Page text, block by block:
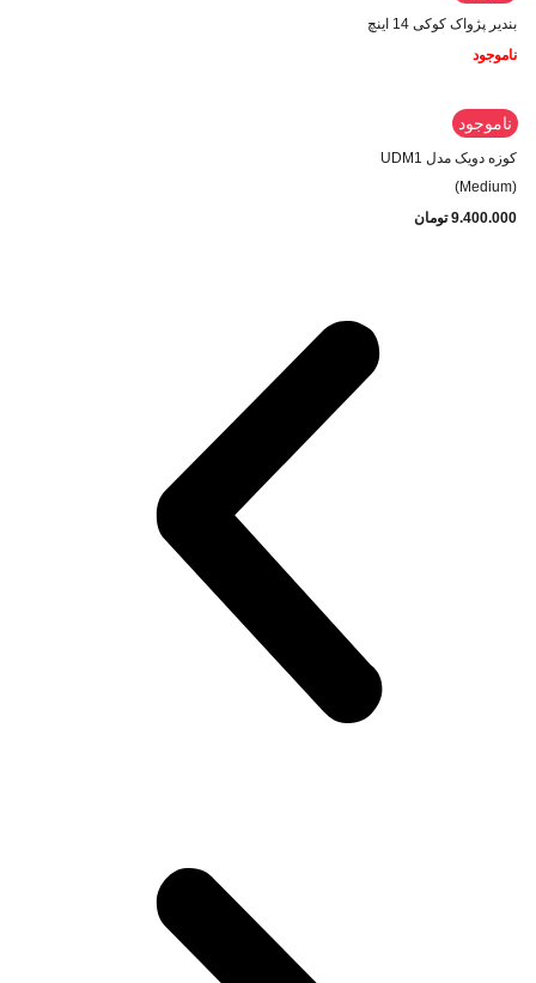
بندیر پژواک کوکی 14 اینچ
ناموجود
ناموجود
کوزه دویک مدل UDM1
(Medium)
9.400.000 تومان